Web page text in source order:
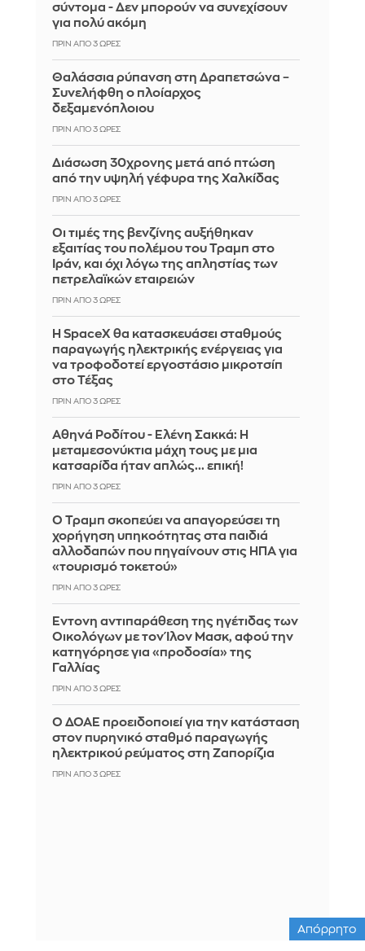
σύντομα - Δεν μπορούν να συνεχίσουν
για πολύ ακόμη
ΠΡΙΝ ΑΠΌ 3 ΏΡΕΣ
Θαλάσσια ρύπανση στη Δραπετσώνα –
Συνελήφθη ο πλοίαρχος
δεξαμενόπλοιου
ΠΡΙΝ ΑΠΌ 3 ΏΡΕΣ
Διάσωση 30χρονης μετά από πτώση
από την υψηλή γέφυρα της Χαλκίδας
ΠΡΙΝ ΑΠΌ 3 ΏΡΕΣ
Οι τιμές της βενζίνης αυξήθηκαν
εξαιτίας του πολέμου του Τραμπ στο
Ιράν, και όχι λόγω της απληστίας των
πετρελαϊκών εταιρειών
ΠΡΙΝ ΑΠΌ 3 ΏΡΕΣ
Η SpaceX θα κατασκευάσει σταθμούς
παραγωγής ηλεκτρικής ενέργειας για
να τροφοδοτεί εργοστάσιο μικροτσίπ
στο Τέξας
ΠΡΙΝ ΑΠΌ 3 ΏΡΕΣ
Αθηνά Ροδίτου - Ελένη Σακκά: Η
μεταμεσονύκτια μάχη τους με μια
κατσαρίδα ήταν απλώς... επική!
ΠΡΙΝ ΑΠΌ 3 ΏΡΕΣ
Ο Τραμπ σκοπεύει να απαγορεύσει τη
χορήγηση υπηκοότητας στα παιδιά
αλλοδαπών που πηγαίνουν στις ΗΠΑ για
«τουρισμό τοκετού»
ΠΡΙΝ ΑΠΌ 3 ΏΡΕΣ
Έντονη αντιπαράθεση της ηγέτιδας των
Οικολόγων με τον Ίλον Μασκ, αφού την
κατηγόρησε για «προδοσία» της
Γαλλίας
ΠΡΙΝ ΑΠΌ 3 ΏΡΕΣ
Ο ΔΟΑΕ προειδοποιεί για την κατάσταση
στον πυρηνικό σταθμό παραγωγής
ηλεκτρικού ρεύματος στη Ζαπορίζια
ΠΡΙΝ ΑΠΌ 3 ΏΡΕΣ
Απόρρητο